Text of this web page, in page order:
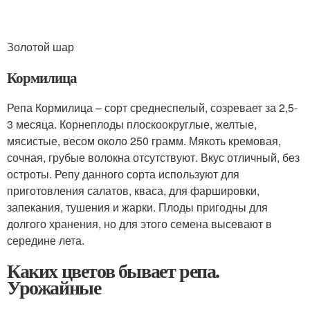
Золотой шар
Кормилица
Репа Кормилица – сорт среднеспелый, созревает за 2,5-
3 месяца. Корнеплоды плоскоокруглые, желтые,
мясистые, весом около 250 грамм. Мякоть кремовая,
сочная, грубые волокна отсутствуют. Вкус отличный, без
остроты. Репу данного сорта используют для
приготовления салатов, кваса, для фаршировки,
запекания, тушения и жарки. Плоды пригодны для
долгого хранения, но для этого семена высевают в
середине лета.
Каких цветов бывает репа.
Урожайные